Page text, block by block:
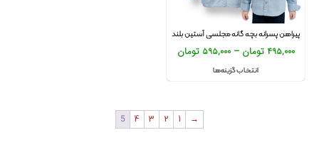
پیراهن پسرانه بچه گانه مجلسی آستین بلند
495,000 تومان –
595,000 تومان
انتخاب گزینه‌ها
→
1
2
3
4
5